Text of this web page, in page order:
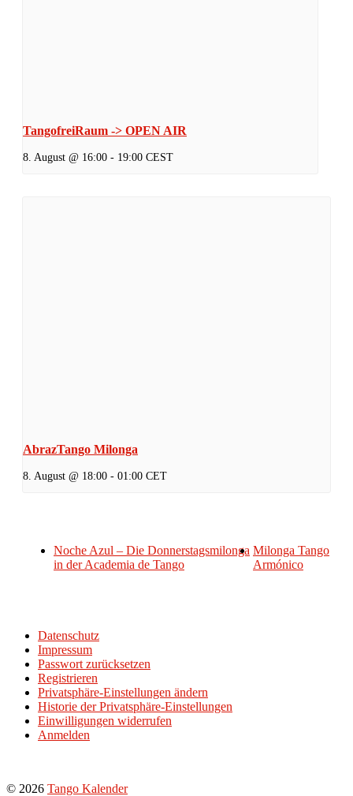
TangofreiRaum -> OPEN AIR
8. August @ 16:00 - 19:00 CEST
AbrazTango Milonga
8. August @ 18:00 - 01:00 CET
Noche Azul – Die Donnerstagsmilonga
in der Academia de Tango
Milonga Tango
Armónico
Datenschutz
Impressum
Passwort zurücksetzen
Registrieren
Privatsphäre-Einstellungen ändern
Historie der Privatsphäre-Einstellungen
Einwilligungen widerrufen
Anmelden
© 2026 Tango Kalender